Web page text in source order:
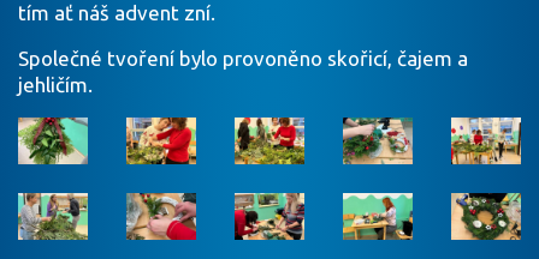
tím ať náš advent zní.
Společné tvoření bylo provoněno skořicí, čajem a
jehličím.